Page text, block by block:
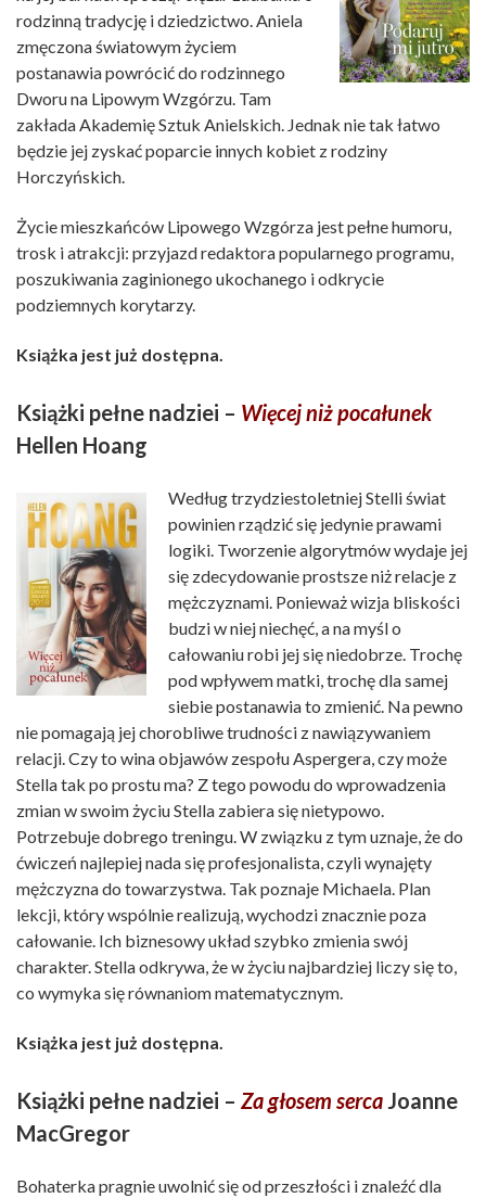
rodzinną tradycję i dziedzictwo. Aniela
zmęczona światowym życiem
postanawia powrócić do rodzinnego
Dworu na Lipowym Wzgórzu. Tam
zakłada Akademię Sztuk Anielskich. Jednak nie tak łatwo
będzie jej zyskać poparcie innych kobiet z rodziny
Horczyńskich.
Życie mieszkańców Lipowego Wzgórza jest pełne humoru,
trosk i atrakcji: przyjazd redaktora popularnego programu,
poszukiwania zaginionego ukochanego i odkrycie
podziemnych korytarzy.
Książka jest już dostępna.
Książki pełne nadziei – Więcej niż pocałunek
Hellen Hoang
Według trzydziestoletniej Stelli świat
powinien rządzić się jedynie prawami
logiki. Tworzenie algorytmów wydaje jej
się zdecydowanie prostsze niż relacje z
mężczyznami. Ponieważ wizja bliskości
budzi w niej niechęć, a na myśl o
całowaniu robi jej się niedobrze. Trochę
pod wpływem matki, trochę dla samej
siebie postanawia to zmienić. Na pewno
nie pomagają jej chorobliwe trudności z nawiązywaniem
relacji. Czy to wina objawów zespołu Aspergera, czy może
Stella tak po prostu ma? Z tego powodu do wprowadzenia
zmian w swoim życiu Stella zabiera się nietypowo.
Potrzebuje dobrego treningu. W związku z tym uznaje, że do
ćwiczeń najlepiej nada się profesjonalista, czyli wynajęty
mężczyzna do towarzystwa. Tak poznaje Michaela. Plan
lekcji, który wspólnie realizują, wychodzi znacznie poza
całowanie. Ich biznesowy układ szybko zmienia swój
charakter. Stella odkrywa, że w życiu najbardziej liczy się to,
co wymyka się równaniom matematycznym.
Książka jest już dostępna.
Książki pełne nadziei – Za głosem serca Joanne
MacGregor
Bohaterka pragnie uwolnić się od przeszłości i znaleźć dla